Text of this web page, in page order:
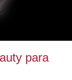
para